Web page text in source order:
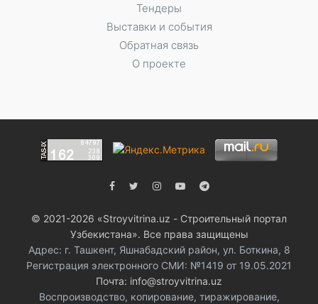
Тендеры
Выставки и события
Обратная связь
О проекте
© 2021-2026 «Stroyvitrina.uz - Строительный портал
Узбекистана». Все права защищены
Адрес: г. Ташкент, Яшнабадский район, ул. Боткина, 8
Регистрация электронного СМИ: №1419 от 19.05.2021
Почта: info@stroyvitrina.uz
Воспроизводство, копирование, тиражирование,